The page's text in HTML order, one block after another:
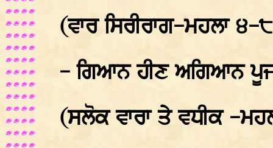
(ਵਾਰ ਸਿਰੀਰਾਗ-ਮਹਲਾ ੪-
- ਗਿਆਨ ਹੀਣ ਅਗਿਆਨ
(ਸਲੋਕ ਵਾਰਾ ਤੇ ਵਧੀਕ -